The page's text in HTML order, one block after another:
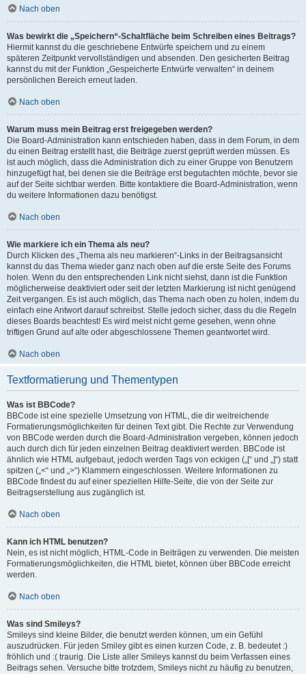
Nach oben
Was bewirkt die „Speichern“-Schaltfläche beim Schreiben eines Beitrags?
Hiermit kannst du die geschriebene Entwürfe speichern und zu einem
späteren Zeitpunkt vervollständigen und absenden. Den gesicherten Beitrag
kannst du mit der Funktion „Gespeicherte Entwürfe verwalten“ in deinem
persönlichen Bereich erneut laden.
Nach oben
Warum muss mein Beitrag erst freigegeben werden?
Die Board-Administration kann entschieden haben, dass in dem Forum, in dem
du einen Beitrag erstellt hast, die Beiträge zuerst geprüft werden müssen. Es
ist auch möglich, dass die Administration dich zu einer Gruppe von Benutzern
hinzugefügt hat, bei denen sie die Beiträge erst begutachten möchte, bevor sie
auf der Seite sichtbar werden. Bitte kontaktiere die Board-Administration, wenn
du weitere Informationen dazu benötigst.
Nach oben
Wie markiere ich ein Thema als neu?
Durch Klicken des „Thema als neu markieren“-Links in der Beitragsansicht
kannst du das Thema wieder ganz nach oben auf die erste Seite des Forums
holen. Wenn du den entsprechenden Link nicht siehst, dann ist die Funktion
möglicherweise deaktiviert oder seit der letzten Markierung ist nicht genügend
Zeit vergangen. Es ist auch möglich, das Thema nach oben zu holen, indem du
einfach eine Antwort darauf schreibst. Stelle jedoch sicher, dass du die Regeln
dieses Boards beachtest! Es wird meist nicht gerne gesehen, wenn ohne
triftigen Grund auf alte oder abgeschlossene Themen geantwortet wird.
Nach oben
Textformatierung und Thementypen
Was ist BBCode?
BBCode ist eine spezielle Umsetzung von HTML, die dir weitreichende
Formatierungsmöglichkeiten für deinen Text gibt. Die Rechte zur Verwendung
von BBCode werden durch die Board-Administration vergeben, können jedoch
auch durch dich für jeden einzelnen Beitrag deaktiviert werden. BBCode ist
ähnlich wie HTML aufgebaut, jedoch werden Tags von eckigen („[“ und „]“) statt
spitzen („<“ und „>“) Klammern eingeschlossen. Weitere Informationen zu
BBCode findest du auf einer speziellen Hilfe-Seite, die von der Seite zur
Beitragserstellung aus zugänglich ist.
Nach oben
Kann ich HTML benutzen?
Nein, es ist nicht möglich, HTML-Code in Beiträgen zu verwenden. Die meisten
Formatierungsmöglichkeiten, die HTML bietet, können über BBCode erreicht
werden.
Nach oben
Was sind Smileys?
Smileys sind kleine Bilder, die benutzt werden können, um ein Gefühl
auszudrücken. Für jeden Smiley gibt es einen kurzen Code, z. B. bedeutet :)
fröhlich und :( traurig. Die Liste aller Smileys kannst du beim Verfassen eines
Beitrags sehen. Versuche bitte trotzdem, Smileys nicht zu häufig zu benutzen,